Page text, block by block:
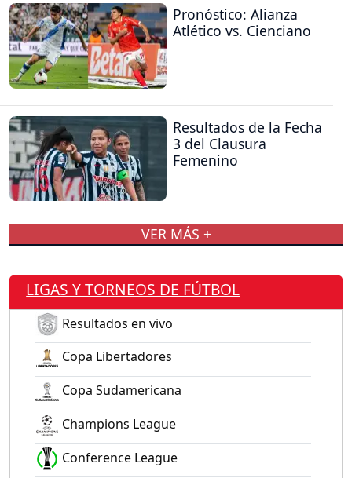
Pronóstico: Alianza
Atlético vs. Cienciano
Resultados de la Fecha
3 del Clausura
Femenino
VER MÁS +
LIGAS Y TORNEOS DE FÚTBOL
Resultados en vivo
Copa Libertadores
Copa Sudamericana
Champions League
Conference League